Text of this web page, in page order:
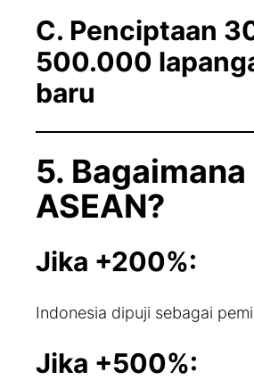
C. Penciptaan
500.000
baru
5.
ASEAN?
Jika +200%:
Indonesia dipuji sebagai
Jika +500%: